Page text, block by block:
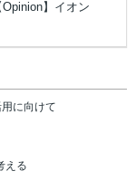
】イオン
に向けて
える